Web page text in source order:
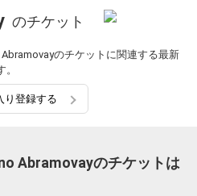
のチケット
のチケットに関連する最新
り登録する
Abramovayのチケットは